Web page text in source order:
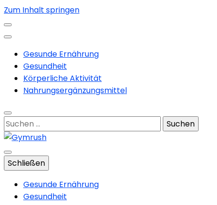
Zum Inhalt springen
Gesunde Ernährung
Gesundheit
Körperliche Aktivität
Nahrungsergänzungsmittel
Suchen
nach:
Gymrush
Training und Nahrungsergänzung
Schließen
Gesunde Ernährung
Gesundheit